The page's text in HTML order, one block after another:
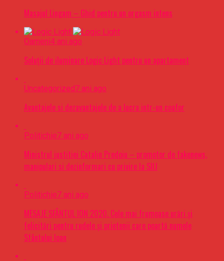
Masajul Lingam – Ghid pentru un orgasm intens
Oameni4 ani ago
Soluții de iluminare Logic Light pentru un apartament
Uncategorized7 ani ago
Avantajele si dezavantajele de a lucra intr-un coafor
Politichie7 ani ago
Ministrul justitiei Catalin Predoiu – promotor de fakenews,
manipulari si dezinformari cu privire la SIIJ
Politichie7 ani ago
MESAJE SFÂNTUL ION 2020. Cele mai frumoase urări şi
felicitări pentru rudele şi prietenii care poartă numele
Sfântului Ioan